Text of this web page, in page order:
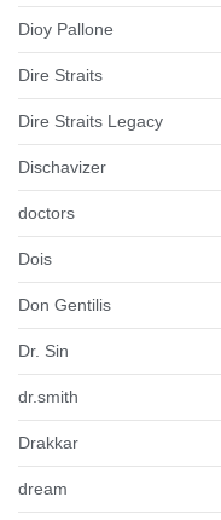
Dioy Pallone
Dire Straits
Dire Straits Legacy
Dischavizer
doctors
Dois
Don Gentilis
Dr. Sin
dr.smith
Drakkar
dream